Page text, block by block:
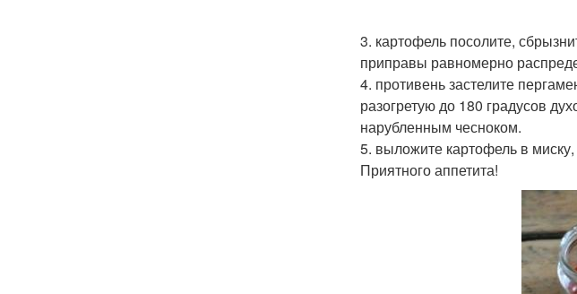
3. картофель посолите,
приправы равномерно
4. противень застелите
разогретую до 180 градусов
нарубленным чесноком.
5. выложите картофель в
Приятного аппетита!